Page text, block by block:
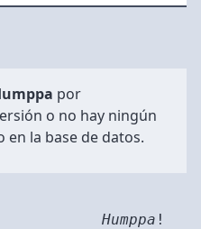
por
o no hay ningún
la base de datos.
Humppa !